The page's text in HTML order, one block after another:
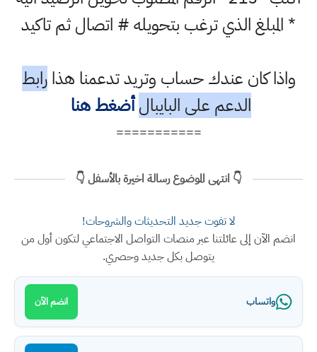
* المبلغ الذي ترغب بتحويله # اتصال ثم تاكيد
واذا كان عندك حساب وتريد تدعمنا هذارابط
الدعم على البايبال أضغط هنا
===========
👇 انتهى الموضوع رسالة اخيرة بالأسفل 👇
لا تفوت جديد التحديثات والشروحات!
انضم الآن إلى عائلتنا عبر منصات التواصل الاجتماعي لتكون أول من
يتوصل بكل جديد وحصري.
واتساب انضم الآن